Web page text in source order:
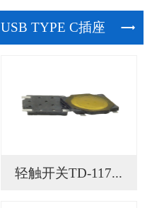
USB
轻触开关TD-117...